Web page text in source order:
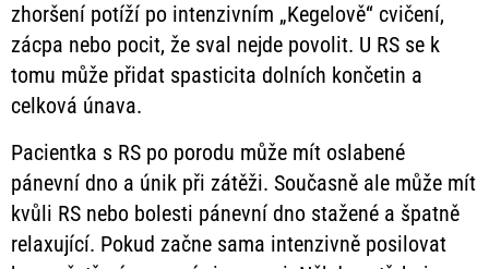
zhoršení potíží po intenzivním „Kegelově“ cvičení,
zácpa nebo pocit, že sval nejde povolit. U RS se k
tomu může přidat spasticita dolních končetin a
celková únava.
Pacientka s RS po porodu může mít oslabené
pánevní dno a únik při zátěži. Současně ale může mít
kvůli RS nebo bolesti pánevní dno stažené a špatně
relaxující. Pokud začne sama intenzivně posilovat